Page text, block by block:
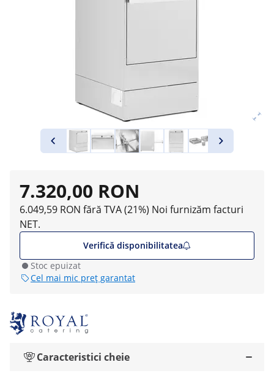
7.320,00 RON
6.049,59 RON fără TVA (21%) Noi furnizăm facturi
NET.
Verifică disponibilitatea
Stoc epuizat
Cel mai mic preț garantat
Caracteristici cheie